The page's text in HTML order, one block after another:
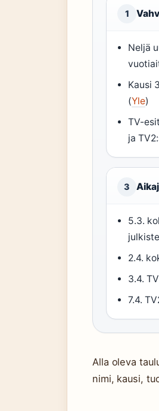
1
Neljä
Kausi
(Yle)
TV-
ja
3
5.3.
2.4.
3.4.
7.4.
Alla oleva
nimi, kausi,